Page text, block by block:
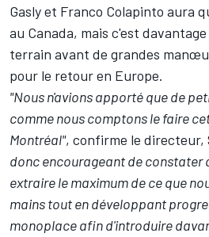
Gaslyet Franco Colapinto aura
au Canada, mais c'est
terrain avant de grandes
pour le retour en Europe.
"Nous n'avions apporté que de
comme nous comptons le faire
Montréal", confirme le directeur,
donc encourageant de constater
extraire le maximum de ce que
mains tout en développant
monoplace afin d'introduire